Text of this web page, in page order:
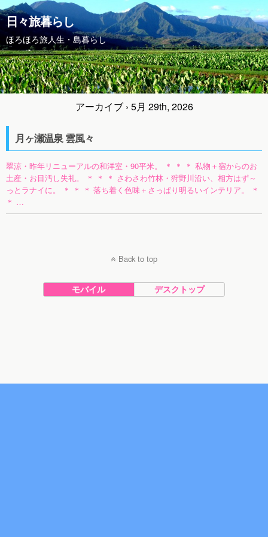
日々旅暮らし
ほろほろ旅人生・島暮らし
アーカイブ › 5月 29th, 2026
月ヶ瀬温泉 雲風々
翠涼・昨年リニューアルの和洋室・90平米。 ＊ ＊ ＊ 私物＋宿からのお
土産・お目汚し失礼。 ＊ ＊ ＊ さわさわ竹林・狩野川沿い、相方はず～
っとラナイに。 ＊ ＊ ＊ 落ち着く色味＋さっぱり明るいインテリア。 ＊
＊ …
Back to top
モバイル デスクトップ